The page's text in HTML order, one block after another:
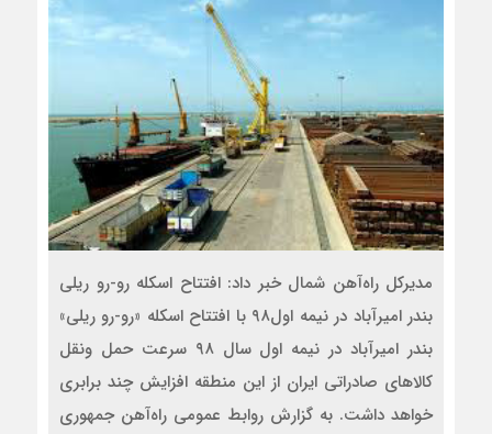
مدیرکل راه‌آهن شمال خبر داد: افتتاح اسکله رو-رو ریلی
بندر امیرآباد در نیمه اول۹۸ با افتتاح اسکله «رو-رو ریلی»
بندر امیرآباد در نیمه اول سال ۹۸ سرعت حمل ونقل
کالاهای صادراتی ایران از این منطقه افزایش چند برابری
خواهد داشت. به گزارش روابط عمومی راه‌آهن جمهوری